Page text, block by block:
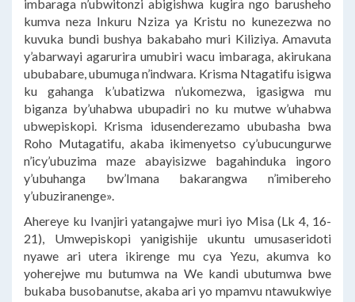
imbaraga n’ubwitonzi abigishwa kugira ngo barusheho
kumva neza Inkuru Nziza ya Kristu no kunezezwa no
kuvuka bundi bushya bakabaho muri Kiliziya. Amavuta
y’abarwayi agarurira umubiri wacu imbaraga, akirukana
ububabare, ubumuga n’indwara. Krisma Ntagatifu isigwa
ku gahanga k’ubatizwa n’ukomezwa, igasigwa mu
biganza by’uhabwa ubupadiri no ku mutwe w’uhabwa
ubwepiskopi. Krisma idusenderezamo ububasha bwa
Roho Mutagatifu, akaba ikimenyetso cy’ubucungurwe
n’icy’ubuzima maze abayisizwe bagahinduka ingoro
y’ubuhanga bw’Imana bakarangwa n’imibereho
y’ubuziranenge».
Ahereye ku Ivanjiri yatangajwe muri iyo Misa (Lk 4, 16-
21), Umwepiskopi yanigishije ukuntu umusaseridoti
nyawe ari utera ikirenge mu cya Yezu, akumva ko
yoherejwe mu butumwa na We kandi ubutumwa bwe
bukaba busobanutse, akaba ari yo mpamvu ntawukwiye